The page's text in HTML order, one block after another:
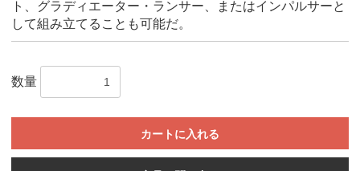
ト、グラディエーター・ランサー、またはインパルサーと
して組み立てることも可能だ。
数量
カートに入れる